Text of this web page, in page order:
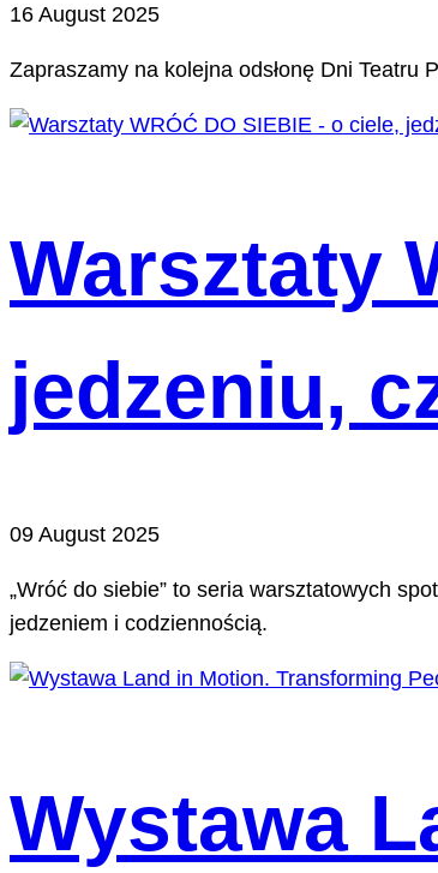
16 August 2025
Zapraszamy na kolejna odsłonę Dni Teatru
Warsztaty
jedzeniu,
09 August 2025
„Wróć do siebie” to seria warsztatowych
jedzeniem i codziennością.
Wystawa